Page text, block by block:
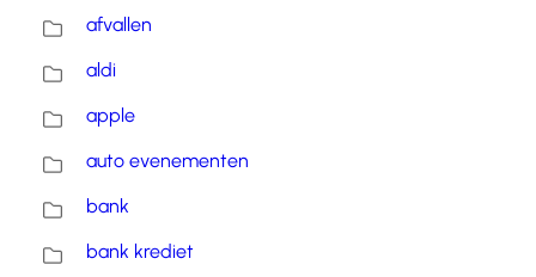
afvallen
aldi
apple
auto evenementen
bank
bank krediet